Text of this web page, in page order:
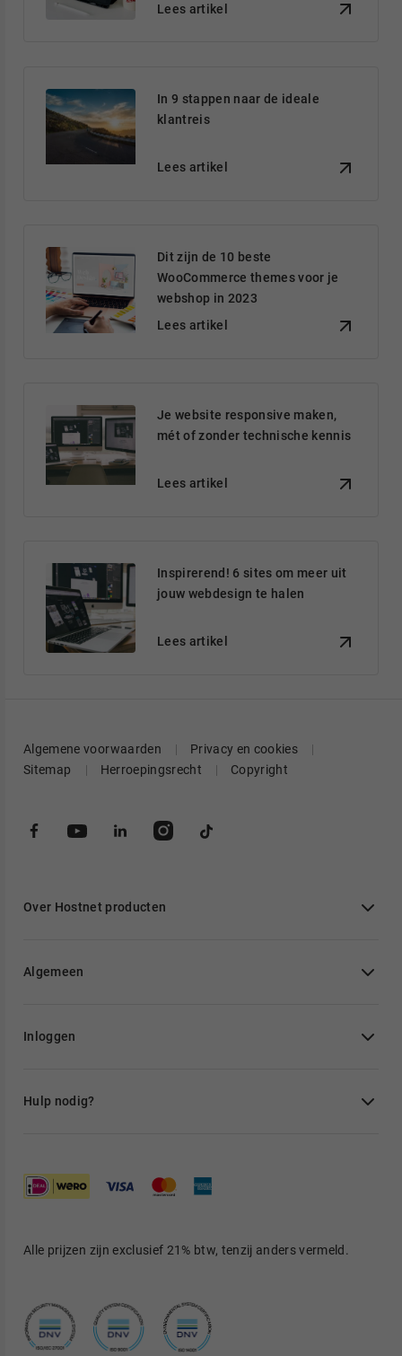
Lees artikel
In 9 stappen naar de ideale
klantreis
Lees artikel
Dit zijn de 10 beste
WooCommerce themes voor je
webshop in 2023
Lees artikel
Je website responsive maken,
mét of zonder technische kennis
Lees artikel
Inspirerend! 6 sites om meer uit
jouw webdesign te halen
Lees artikel
Algemene voorwaarden
Privacy en cookies
Sitemap
Herroepingsrecht Copyright
Over Hostnet producten
Algemeen
Inloggen
Hulp nodig?
Alle prijzen zijn exclusief 21% btw, tenzij anders vermeld.